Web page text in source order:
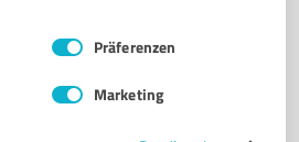
Präferenzen
Marketing